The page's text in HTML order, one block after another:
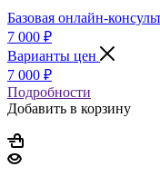
Базовая онлайн-
7 000 ₽
Варианты цен
7 000 ₽
Подробности
Добавить в корзину